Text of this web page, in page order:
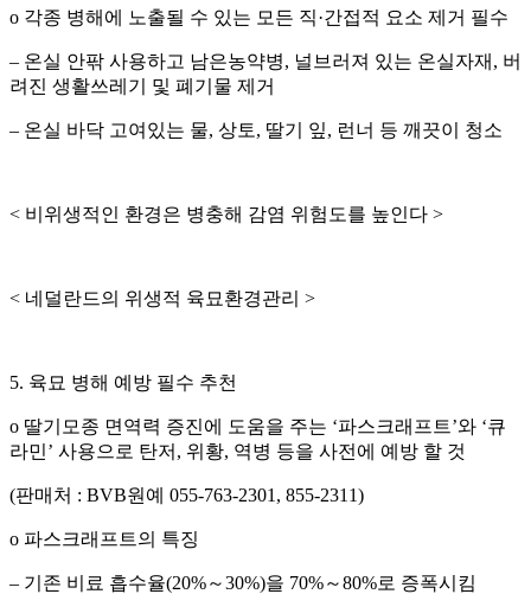
o 각종 병해에 노출될 수 있는 모든 직·간접적 요소 제거 필수
– 온실 안팎 사용하고 남은농약병, 널브러져 있는 온실자재 , 버
려진 생활쓰레기 및 폐기물 제거
– 온실 바닥 고여있는 물, 상토, 딸기 잎, 런너 등 깨끗이 청소
< 비위생적인 환경은 병충해 감염 위험도를 높인다 >
< 네덜란드의 위생적 육묘환경관리 >
5. 육묘 병해 예방 필수 추천
o 딸기모종 면역력 증진에 도움을 주는 ‘파스크래프트’와 ‘큐
라민’ 사용으로 탄저 , 위황, 역병 등을 사전에 예방 할 것
(판매처 : BVB원예 055-763-2301, 855-2311)
o 파스크래프트의 특징
– 기존 비료 흡수율(20%～30%)을 70%～80%로 증폭시킴